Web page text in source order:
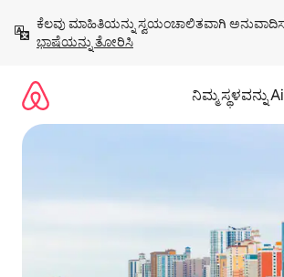
ಹೋಗಿ
ಕೆಲವು ಮಾಹಿತಿಯನ್ನು ಸ್ವಯಂಚಾಲಿತವಾಗಿ
ಭಾಷೆಯನ್ನು ತೋರಿಸಿ
ನಿಮ್ಮ ಸ್ಥಳವನ್ನು